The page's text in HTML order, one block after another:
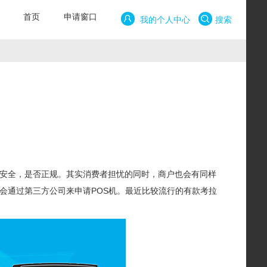
我的个人中心 搜索
首页 申请窗口
全，是否正规。其实消费者担忧的同时，商户也会有同样
通过第三方公司来申请POS机。最近比较流行的有款考拉